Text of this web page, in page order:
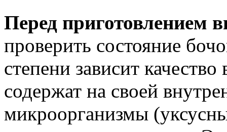
Перед приготовлением
проверить состояние
степени зависит
содержат на своей
микроорганизмы